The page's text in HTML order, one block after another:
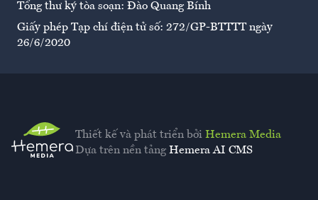
Tổng thư ký tòa soạn: Đào Quang Bính
Giấy phép Tạp chí điện tử số: 272/GP-BTTTT ngày
26/6/2020
Thiết kế và phát triển bởi Hemera Media
Dựa trên nền tảng Hemera AI CMS